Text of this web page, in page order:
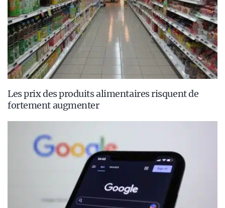
Les prix des produits alimentaires risquent de
fortement augmenter